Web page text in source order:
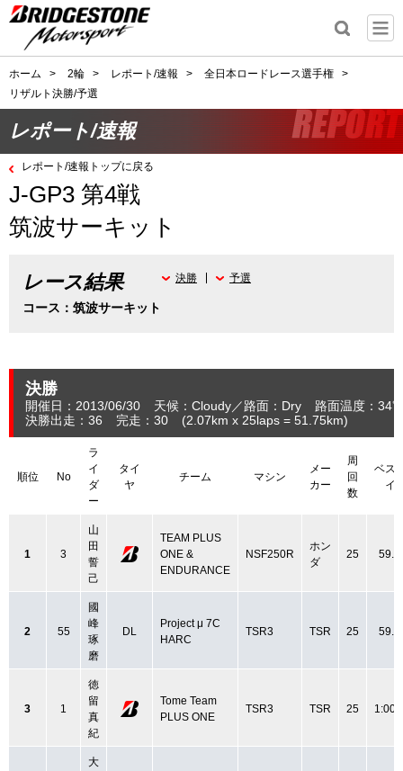
ホーム > 2輪 > レポート/速報 > 全日本ロードレース選手権
>
リザルト決勝/予選
レポート/速報
レポート/速報トップに戻る
J-GP3 第4戦
筑波サーキット
レース結果
コース：筑波サーキット
決勝 予選
決勝
開催日：2013/06/30 天候：Cloudy 路面：Dry
路面温度：
決勝出走：36
完走：30 (2.07km x 25laps = 51.75km)
順位 No
ラ
イ
ダ
ー
タイ
ヤ
チーム マシン
メー
カー
周
回
数
ベス
イ
1 3
山
田
誓
己
TEAM PLUS
ONE &
ENDURANCE
NSF250R
ホン
ダ
25
2 55
國
峰
琢
磨
DL
Project μ 7C
HARC
TSR3 TSR 25
3 1
徳
留
真
紀
Tome Team
PLUS ONE
TSR3 TSR 25
大